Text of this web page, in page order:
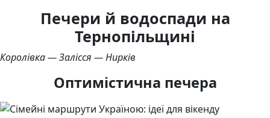
Печери й водоспади на
Тернопільщині
Королівка — Залісся — Нирків
Оптимістична печера